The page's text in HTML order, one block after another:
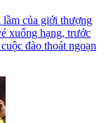
lầm của giới thượng
xuống hạng, trước
đào thoát ngoạn